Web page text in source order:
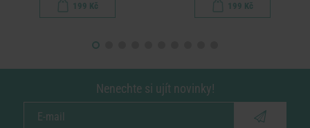
199 Kč 199 Kč
Nenechte si ujít novinky!